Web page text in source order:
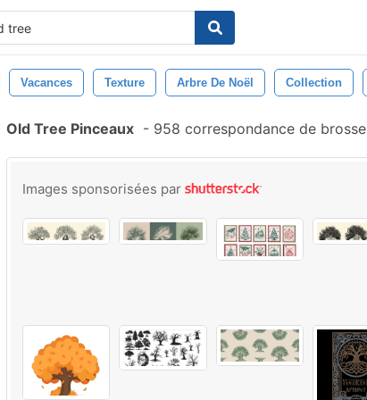
Vacances Texture Arbre De Noël Collection
Old Tree Pinceaux - 958 correspondance de brosse
Images sponsorisées par